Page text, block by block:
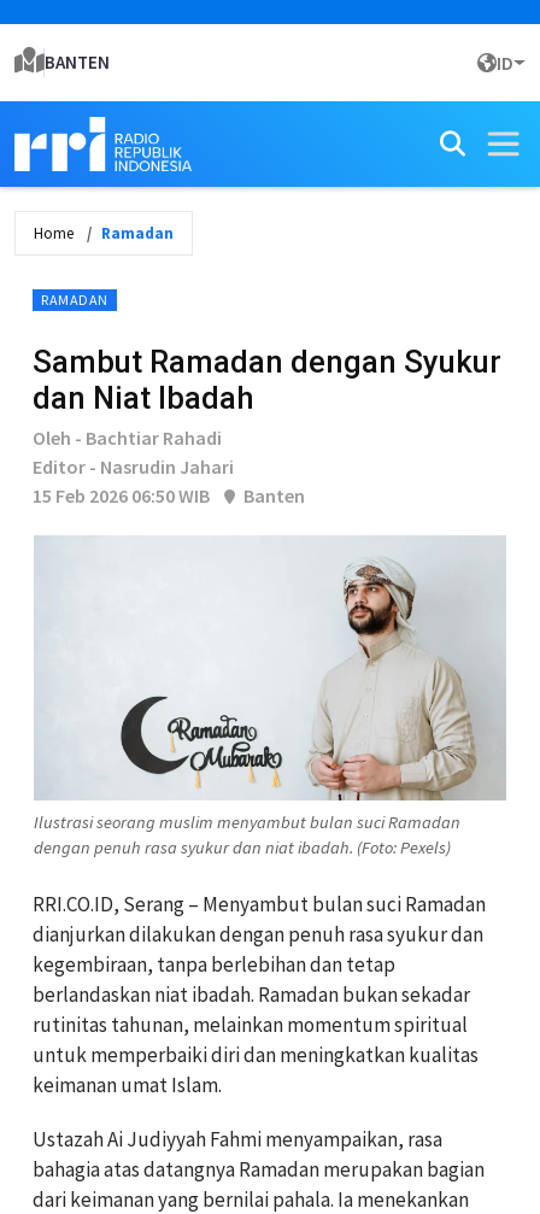
BANTEN ID
Home Ramadan
RAMADAN
Sambut Ramadan dengan Syukur
dan Niat Ibadah
Oleh - Bachtiar Rahadi
Editor - Nasrudin Jahari
15 Feb 2026 06:50 WIB
Banten
Ilustrasi seorang muslim menyambut bulan suci Ramadan
dengan penuh rasa syukur dan niat ibadah. (Foto: Pexels)
RRI.CO.ID, Serang – Menyambut bulan suci Ramadan
dianjurkan dilakukan dengan penuh rasa syukur dan
kegembiraan, tanpa berlebihan dan tetap
berlandaskan niat ibadah. Ramadan bukan sekadar
rutinitas tahunan, melainkan momentum spiritual
untuk memperbaiki diri dan meningkatkan kualitas
keimanan umat Islam.
Ustazah Ai Judiyyah Fahmi menyampaikan, rasa
bahagia atas datangnya Ramadan merupakan bagian
dari keimanan yang bernilai pahala. Ia menekankan